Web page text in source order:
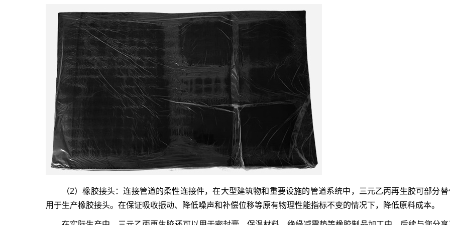
（2）橡胶接头：连接管道的柔性连接件，在大型建筑物和重要设施的管道系统中，三元乙丙再生胶可部分
用于生产橡胶接头。在保证吸收振动、降低噪声和补偿位移等原有物理性能指标不变的情况下，降低原料成本。